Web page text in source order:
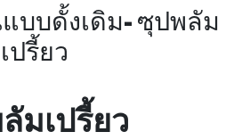
ชาย
ถุง ชา
บบดั้งเดิม- ซุปพลัม
เปรี้ยว
มเปรี้ยว